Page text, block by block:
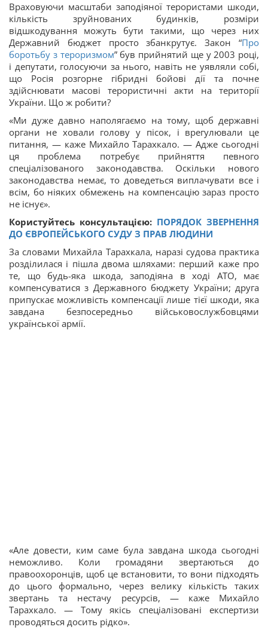
Враховуючи масштаби заподіяної терористами шкоди,
кількість зруйнованих будинків, розміри
відшкодування можуть бути такими, що через них
Державний бюджет просто збанкрутує. Закон “Про
боротьбу з тероризмом” був прийнятий ще у 2003 році,
і депутати, голосуючи за нього, навіть не уявляли собі,
що Росія розгорне гібридні бойові дії та почне
здійснювати масові терористичні акти на території
України. Що ж робити?
«Ми дуже давно наполягаємо на тому, щоб державні
органи не ховали голову у пісок, і врегулювали це
питання, — каже Михайло Тарахкало. — Адже сьогодні
ця проблема потребує прийняття певного
спеціалізованого законодавства. Оскільки нового
законодавства немає, то доведеться виплачувати все і
всім, бо ніяких обмежень на компенсацію зараз просто
не існує».
Користуйтесь консультацією: ПОРЯДОК ЗВЕРНЕННЯ
ДО ЄВРОПЕЙСЬКОГО СУДУ З ПРАВ ЛЮДИНИ
За словами Михайла Тарахкала, наразі судова практика
розділилася і пішла двома шляхами: перший каже про
те, що будь-яка шкода, заподіяна в ході АТО, має
компенсуватися з Державного бюджету України; друга
припускає можливість компенсації лише тієї шкоди, яка
завдана безпосередньо військовослужбовцями
української армії.
«Але довести, ким саме була завдана шкода сьогодні
неможливо. Коли громадяни звертаються до
правоохоронців, щоб це встановити, то вони підходять
до цього формально, через велику кількість таких
звертань та нестачу ресурсів, — каже Михайло
Тарахкало. — Тому якісь спеціалізовані експертизи
проводяться досить рідко».